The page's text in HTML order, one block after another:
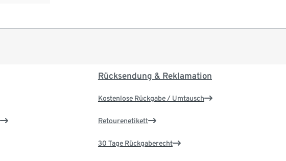
Rücksendung & Reklamation
Kostenlose Rückgabe / Umtausch
Retourenetikett
30 Tage Rückgaberecht